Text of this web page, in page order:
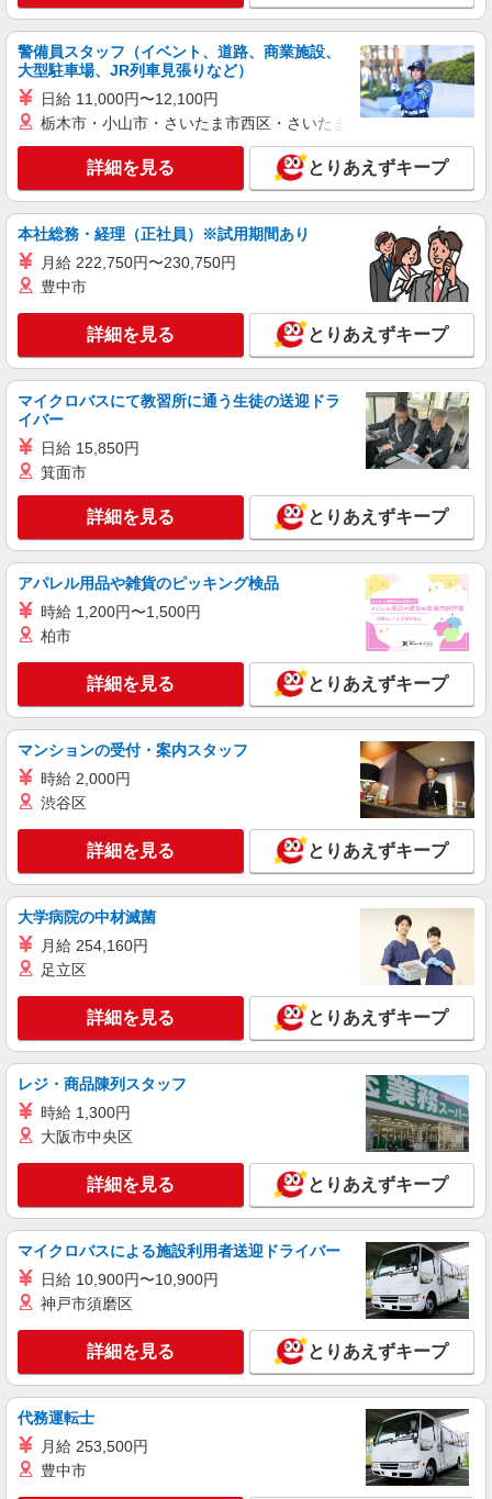
警備員スタッフ（イベント、道路、商業施設、
大型駐車場、JR列車見張りなど）
日給 11,000円〜12,100円
栃木市・小山市・さいたま市西区・さいたま市岩槻区・久喜市・
詳細を見る とりあえずキープ
本社総務・経理（正社員）※試用期間あり
月給 222,750円〜230,750円
豊中市
詳細を見る とりあえずキープ
マイクロバスにて教習所に通う生徒の送迎ドラ
イバー
日給 15,850円
箕面市
詳細を見る とりあえずキープ
アパレル用品や雑貨のピッキング検品
時給 1,200円〜1,500円
柏市
詳細を見る とりあえずキープ
マンションの受付・案内スタッフ
時給 2,000円
渋谷区
詳細を見る とりあえずキープ
大学病院の中材滅菌
月給 254,160円
足立区
詳細を見る とりあえずキープ
レジ・商品陳列スタッフ
時給 1,300円
大阪市中央区
詳細を見る とりあえずキープ
マイクロバスによる施設利用者送迎ドライバー
日給 10,900円〜10,900円
神戸市須磨区
詳細を見る とりあえずキープ
代務運転士
月給 253,500円
豊中市